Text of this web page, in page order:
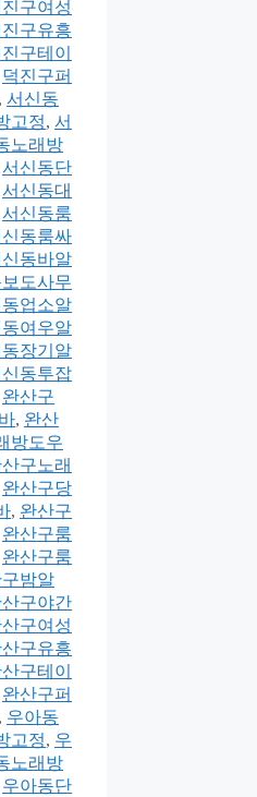
구여성
구유흥
구테이
덕진구퍼
, 서신동
고정, 서
노래방
서신동단
서신동대
서신동룸
동룸싸
동바알
도사무
업소알
여우알
장기알
동투잡
완산구
, 완산
방도우
구노래
완산구당
, 완산구
완산구룸
완산구룸
밤알
산구야간
구여성
구유흥
구테이
완산구퍼
, 우아동
고정, 우
노래방
우아동단